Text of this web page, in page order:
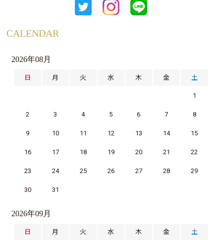
CALENDAR
2026年08月
日 月 火 水 木 金 土
1
2 3 4 5 6 7 8
9 10 11 12 13 14 15
16 17 18 19 20 21 22
23 24 25 26 27 28 29
30 31
2026年09月
日 月 火 水 木 金 土